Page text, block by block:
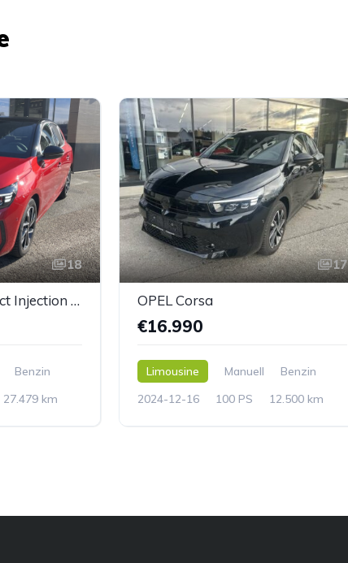
18
OPEL Corsa 1,2 Direct Injection GS
Benzin
27.479 km
17
OPEL Corsa
€16.990
Limousine Manuell
Benzin
2024-12-16
100 PS 12.500 km